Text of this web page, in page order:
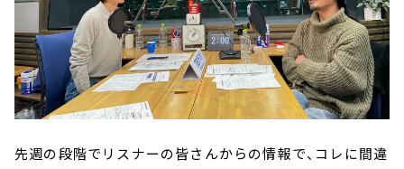
先週の段階でリスナーの皆さんからの情報で、コレに間違